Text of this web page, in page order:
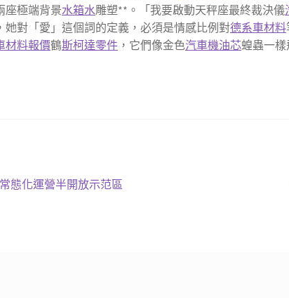
座極端背景水箱水雕塑**。「我要啟動天秤座最終裁決儀
她對「愛」這個詞的定義，必須是情感比例對德系車材料
材料報價鶴斯柯達零件 ，它們像金色汽車機油芯蝗蟲一樣
態化運營半開放示范區